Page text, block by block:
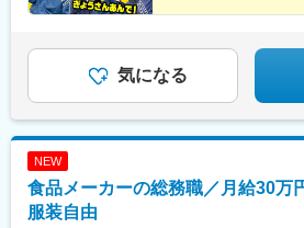
取れる職場へ。
気になる
NEW
食品メーカーの総務職／月給30万
服装自由